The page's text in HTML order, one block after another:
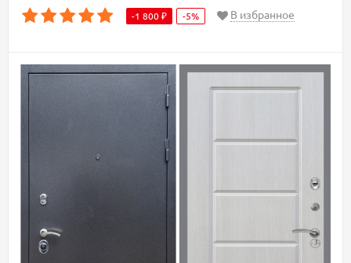
-1 800 ₽ -5% В избранное